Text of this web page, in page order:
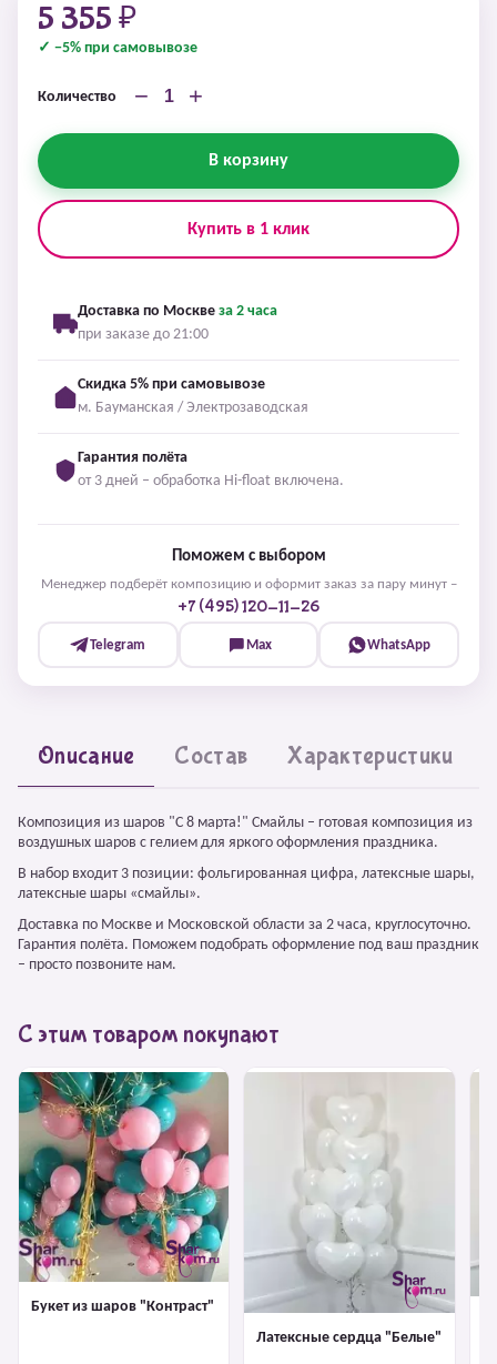
5 355 ₽
✓ −5% при самовывозе
Количество − +
В корзину
Купить в 1 клик
Доставка по Москве за 2 часа
при заказе до 21:00
Скидка 5% при самовывозе
м. Бауманская / Электрозаводская
Гарантия полёта
от 3 дней – обработка Hi-float включена.
Поможем с выбором
Менеджер подберёт композицию и оформит заказ за пару минут –
+7 (495) 120-11-26
Telegram Max WhatsApp
Описание Состав Характеристики
Композиция из шаров "С 8 марта!" Смайлы – готовая композиция из
воздушных шаров с гелием для яркого оформления праздника.
В набор входит 3 позиции: фольгированная цифра, латексные шары,
латексные шары «смайлы».
Доставка по Москве и Московской области за 2 часа, круглосуточно.
Гарантия полёта. Поможем подобрать оформление под ваш праздник
– просто позвоните нам.
С этим товаром покупают
Букет из шаров "Контраст"
Латексные сердца "Белые"